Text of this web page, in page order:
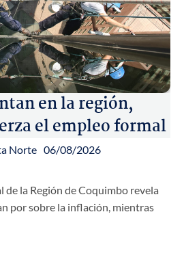
en la región,
el empleo formal
Norte 06/08/2026
la Región de Coquimbo revela
por sobre la inflación, mientras